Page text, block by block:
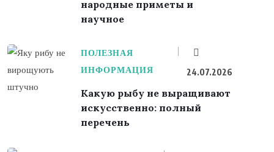
народные приметы и
научное
ПОЛЕЗНАЯ
ИНФОРМАЦИЯ
24.07.2026
Какую рыбу не выращивают
искусственно: полный
перечень